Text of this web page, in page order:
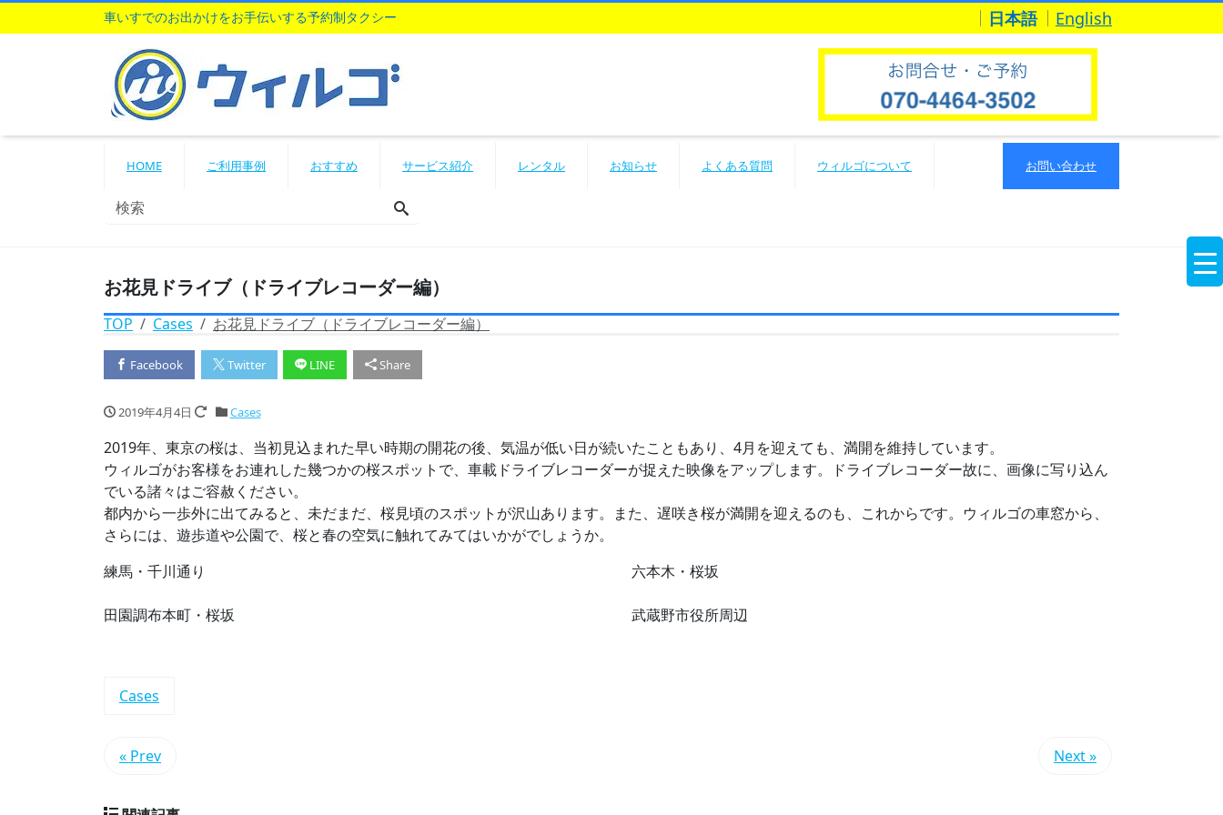
日本語 English
車いすでのお出かけをお手伝いする予約制タクシー
HOME ご利用事例 おすすめ サービス紹介 レンタル お知らせ よくある質問 ウィルゴについて お問い合わせ
お花見ドライブ（ドライブレコーダー編）
TOP Cases お花見ドライブ（ドライブレコーダー編）
Facebook Twitter LINE Share
2019年4月4日 Cases
2019年、東京の桜は、当初見込まれた早い時期の開花の後、気温が低い日が続いたこともあり、4月を迎えても、満開を維持しています。
ウィルゴがお客様をお連れした幾つかの桜スポットで、車載ドライブレコーダーが捉えた映像をアップします。ドライブレコーダー故に、画像に写り込ん
でいる諸々はご容赦ください。
都内から一歩外に出てみると、未だまだ、桜見頃のスポットが沢山あります。また、遅咲き桜が満開を迎えるのも、これからです。ウィルゴの車窓から、
さらには、遊歩道や公園で、桜と春の空気に触れてみてはいかがでしょうか。
練馬・千川通り
六本木・桜坂
田園調布本町・桜坂 武蔵野市役所周辺
Cases
« Prev Next »